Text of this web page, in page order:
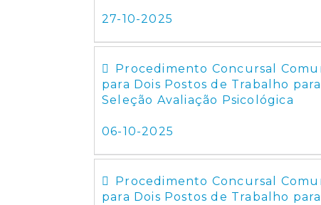
27-10-2025
Procedimento Concursal
para Dois Postos de Trabalho
Seleção Avaliação Psicológica
06-10-2025
Procedimento Concursal
para Dois Postos de Trabalho